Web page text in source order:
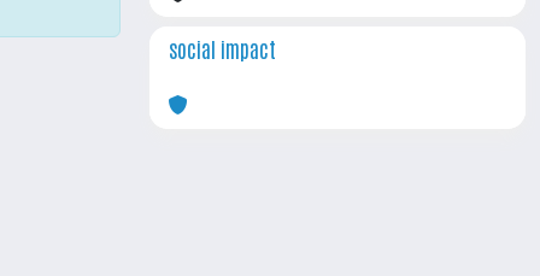
social impact